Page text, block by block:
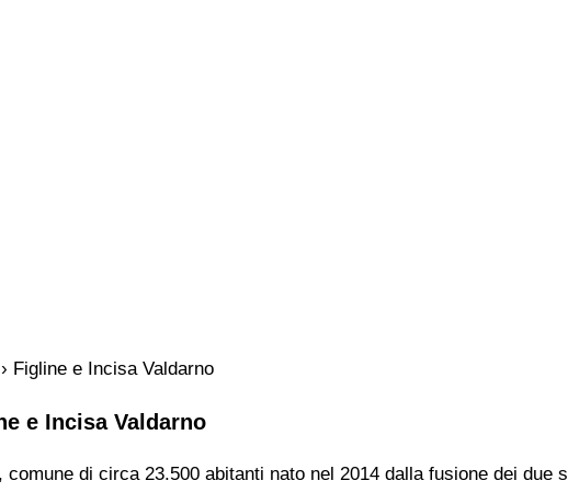
› Figline e Incisa Valdarno
e Incisa Valdarno
, comune di circa 23.500 abitanti nato nel 2014 dalla fusione dei